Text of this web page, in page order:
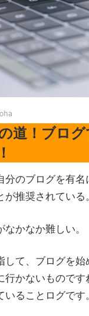
道！ブロ
分のブログを有名
推奨されている。
かなか難しい。
して、ブログを始
かないものです
ることログです。